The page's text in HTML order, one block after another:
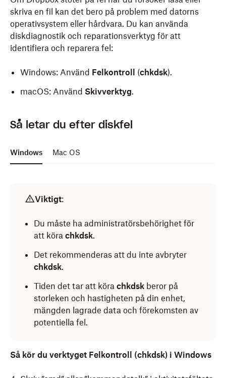
skriva en fil kan det bero på problem med datorns
operativsystem eller hårdvara. Du kan använda
diskdiagnostik och reparationsverktyg för att
identifiera och reparera fel:
Windows: Använd Felkontroll (chkdsk).
macOS: Använd Skivverktyg.
Så letar du efter diskfel
Windows Mac OS
Viktigt:
Du måste ha administratörsbehörighet för
att köra chkdsk.
Det rekommenderas att du inte avbryter
chkdsk.
Tiden det tar att köra chkdsk beror på
storleken och hastigheten på din enhet,
mängden lagrade data och förekomsten av
potentiella fel.
Så kör du verktyget Felkontroll (chkdsk) i Windows